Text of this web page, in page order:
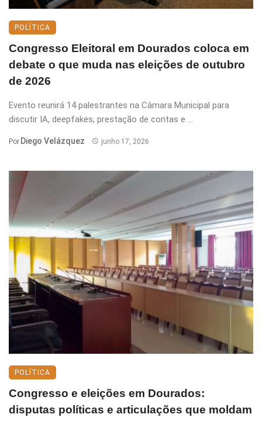
POLÍTICA
Congresso Eleitoral em Dourados coloca em
debate o que muda nas eleições de outubro
de 2026
Evento reunirá 14 palestrantes na Câmara Municipal para
discutir IA, deepfakes, prestação de contas e ...
Por Diego Velázquez junho 17, 2026
POLÍTICA
Congresso e eleições em Dourados:
disputas políticas e articulações que moldam